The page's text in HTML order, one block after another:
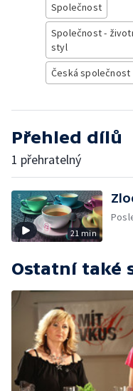
Společnost
Společnost -
styl
Česká společnost
Přehled dílů
1 přehratelný
21 min
Ostatní také